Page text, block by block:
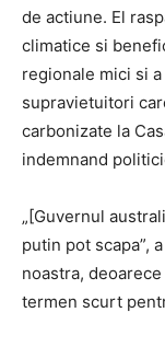
de actiune. El
climatice si
regionale mici si
supravietuitori
carbonizate la
indemnand
„[Guvernul
putin pot scapa”,
noastra,
termen scurt